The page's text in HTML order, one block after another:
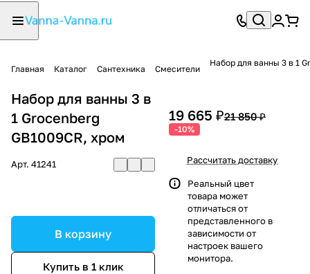
Главная Каталог Сантехника Смесители
Набор для ванны 3 в 1
Набор для ванны 3 в
1 Grocenberg
GB1009CR, хром
Арт. 41241
В корзину
Купить в 1 клик
19 665 ₽21 850 ₽
-10%
Рассчитать доставку
Реальный цвет
товара может
отличаться от
представленного в
зависимости от
настроек вашего
монитора.